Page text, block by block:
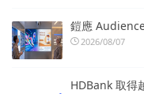
鎧應
2026/08/07
HDBank 取得